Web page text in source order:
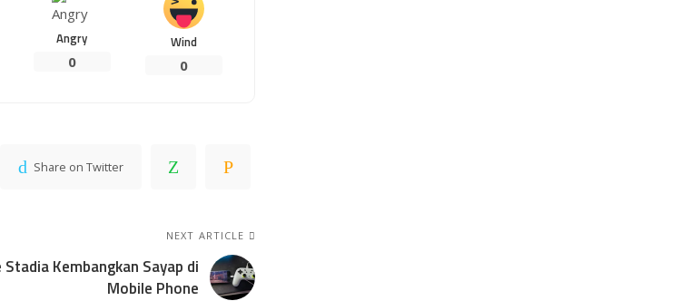
Angry
0
Wind
0
Share on Twitter
NEXT ARTICLE
Stadia Kembangkan Sayap di
Mobile Phone